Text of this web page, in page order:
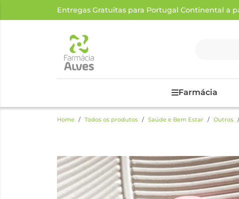
Entregas Gratuitas para Portugal Continental a
Farmácia
Home Todos os produtos Saúde e Bem Estar Outros